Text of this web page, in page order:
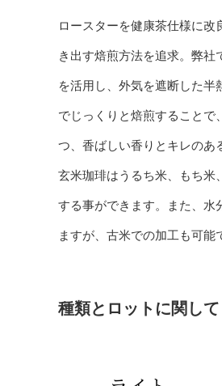
ロースターを健康茶仕様に改
き出す焙煎方法を追求。弊
を活用し、外気を遮断した半
でじっくりと焙煎することで
つ、香ばしい香りとキレのあ
玄米珈琲はうるち米、もち米
する事ができます。また、水
ますが、古米での加工も可能
種類とロットに関して